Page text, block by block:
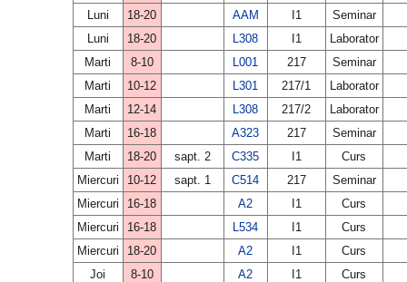
Luni
18-20 AAM I1
Seminar
Luni
18-20 L308 I1
Laborator
Marti
8-10 L001 217
Seminar
Marti
10-12 L301 217/1
Laborator
Marti
12-14 L308 217/2
Laborator
Marti
16-18 A323 217
Seminar
Marti
18-20 sapt. 2 C335 I1
Curs
Miercuri
10-12 sapt. 1 C514 217
Seminar
Miercuri
16-18 A2 I1
Curs
Miercuri
16-18 L534 I1
Curs
Miercuri
18-20 A2 I1
Curs
Joi
8-10 A2 I1
Curs